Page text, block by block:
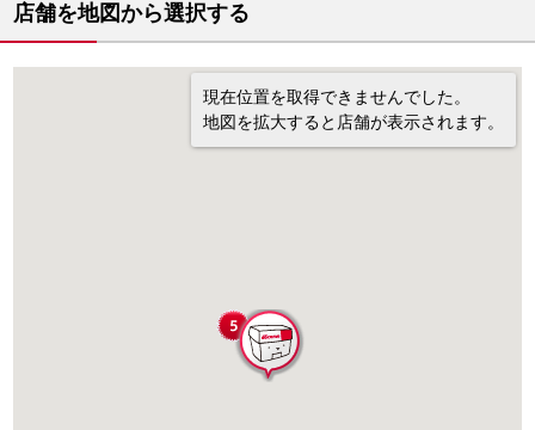
店舗を地図から選択する
現在位置を取得できませんでした。
地図を拡大すると店舗が表示されます。